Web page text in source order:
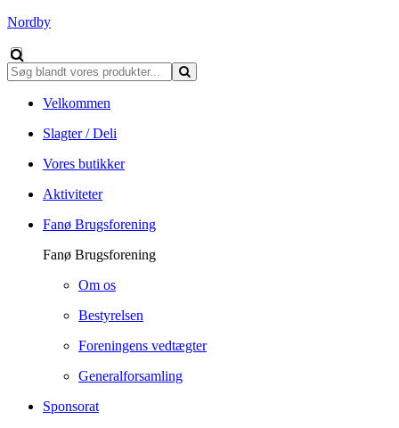
Nordby
Velkommen
Slagter / Deli
Vores butikker
Aktiviteter
Fanø Brugsforening
Fanø Brugsforening
Om os
Bestyrelsen
Foreningens vedtægter
Generalforsamling
Sponsorat